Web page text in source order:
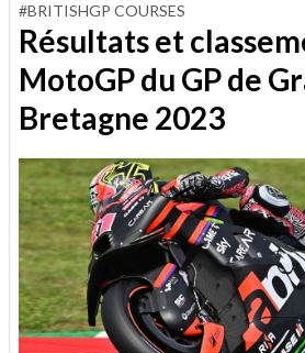
#BRITISHGP COURSES
Résultats et
MotoGP du GP de
Bretagne 2023